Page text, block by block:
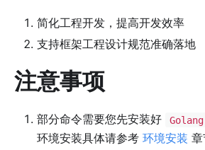
简化工程开发，提高开发效率
支持框架工程设计规范准确落地
注意事项
部分命令需要您先安装好 Golang
环境安装具体请参考 环境安装 章